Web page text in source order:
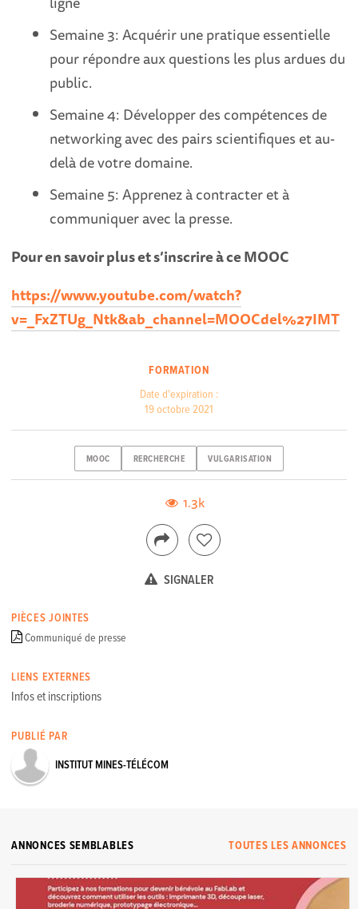
Semaine 3: Acquérir une pratique essentielle
pour répondre aux questions les plus ardues du
public.
Semaine 4: Développer des compétences de
networking avec des pairs scientifiques et au-
delà de votre domaine.
Semaine 5: Apprenez à contracter et à
communiquer avec la presse.
Pour en savoir plus et s’inscrire à ce MOOC
https://www.youtube.com/watch?
v=_FxZTUg_Ntk&ab_channel=MOOCdel%27IMT
FORMATION
Date d'expiration :
19 octobre 2021
MOOC RERCHERCHE VULGARISATION
1.3k
SIGNALER
PIÈCES JOINTES
Communiqué de presse
LIENS EXTERNES
Infos et inscriptions
PUBLIÉ PAR
INSTITUT MINES-TÉLÉCOM
TOUTES LES ANNONCES
ANNONCES SEMBLABLES